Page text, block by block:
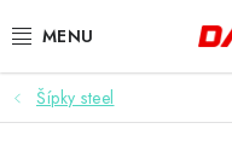
na
ŠÍPKY
Šípky steel